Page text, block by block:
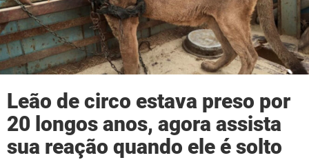
Leão de circo estava preso por
20 longos anos, agora assista
sua reação quando ele é solto